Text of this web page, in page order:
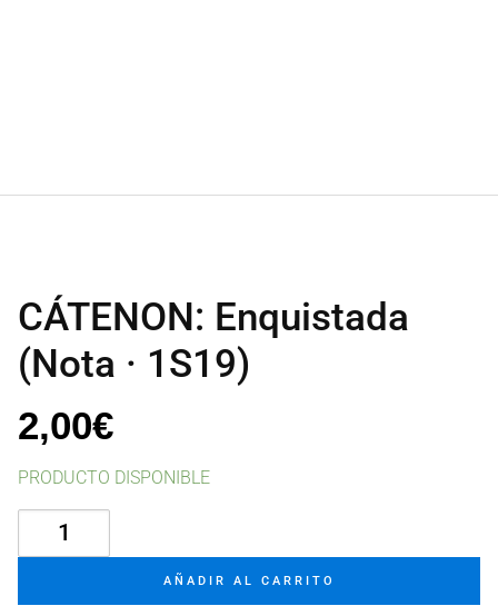
CÁTENON: Enquistada
(Nota · 1S19)
2,00€
PRODUCTO DISPONIBLE
CÁTENON:
Enquistada
·
AÑADIR AL CARRITO